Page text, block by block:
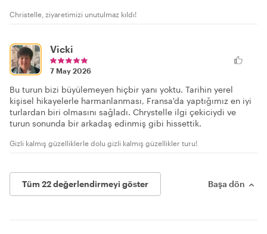
Christelle, ziyaretimizi unutulmaz kıldı!
Vicki
7 May 2026
Bu turun bizi büyülemeyen hiçbir yanı yoktu. Tarihin yerel
kişisel hikayelerle harmanlanması, Fransa'da yaptığımız en iyi
turlardan biri olmasını sağladı. Chrystelle ilgi çekiciydi ve
turun sonunda bir arkadaş edinmiş gibi hissettik.
Gizli kalmış güzelliklerle dolu gizli kalmış güzellikler turu!
Tüm 22 değerlendirmeyi göster Başa dön